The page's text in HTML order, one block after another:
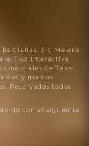
Sid Meier’s
Two Interactive
de Take-
y marcas
Reservados todos
con el siguiente